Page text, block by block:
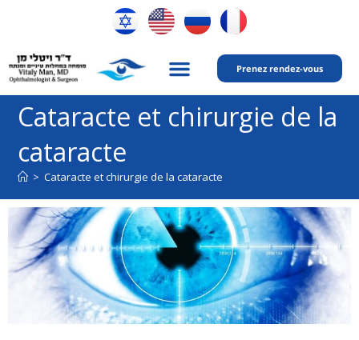
Prenez rendez-vous
Cataracte et chirurgie de la
cataracte
> Cataracte et chirurgie de la cataracte